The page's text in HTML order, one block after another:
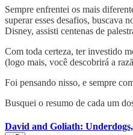
Sempre enfrentei os mais
superar esses desafios, buscava
Disney, assisti centenas de
Com toda certeza, ter investido
(logo mais, você descobrirá a
Foi pensando nisso, e sempre
Busquei o resumo de cada um
David and Goliath: